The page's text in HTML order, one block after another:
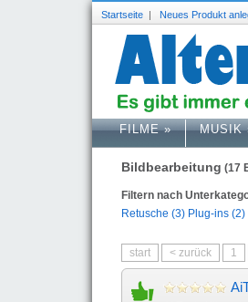
Startseite | Neues Produkt
FILME» MUSIK
Bildbearbeitung (17
Filtern nach
Retusche (3) Plug-ins (2)
start < zurück 1